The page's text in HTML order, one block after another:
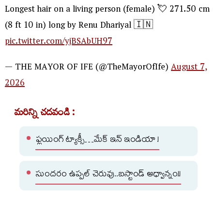
Longest hair on a living person (female) 💘 271.50 cm
(8 ft 10 in) long by Renu Dhariyal 🇮🇳
pic.twitter.com/yjBSAbUH97
— THE MAYOR OF IFE (@TheMayorOfIfe)August 7,
2026
మరిన్ని చదవండి :
ఫ్లయింగ్ ట్యాక్సీ…మేక్ ఇన్ ఇండియా !
సుందరం ఉప్పల్ చెరువు..బస్టాండ్ అధ్వాన్నం!!